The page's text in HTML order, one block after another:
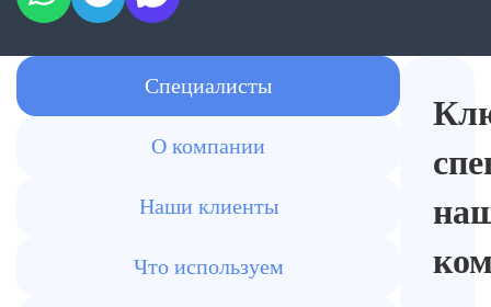
Специалисты
О компании
Наши клиенты
Что используем